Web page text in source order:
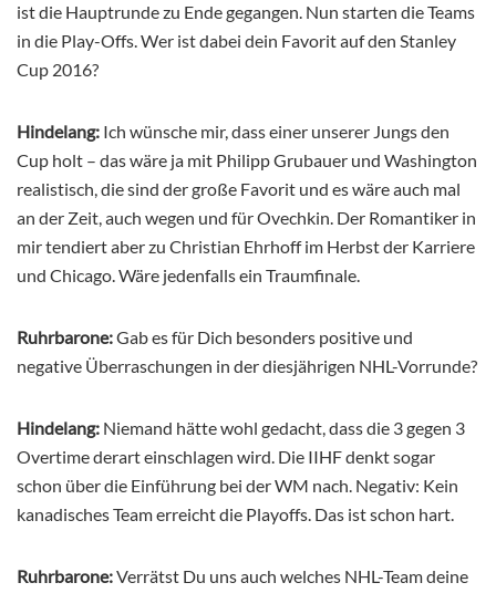
ist die Hauptrunde zu Ende gegangen. Nun starten die Teams
in die Play-Offs. Wer ist dabei dein Favorit auf den Stanley
Cup 2016?
Hindelang: Ich wünsche mir, dass einer unserer Jungs den
Cup holt – das wäre ja mit Philipp Grubauer und Washington
realistisch, die sind der große Favorit und es wäre auch mal
an der Zeit, auch wegen und für Ovechkin. Der Romantiker in
mir tendiert aber zu Christian Ehrhoff im Herbst der Karriere
und Chicago. Wäre jedenfalls ein Traumfinale.
Ruhrbarone:Gab es für Dich besonders positive und
negative Überraschungen in der diesjährigen NHL-Vorrunde?
Hindelang: Niemand hätte wohl gedacht, dass die 3 gegen 3
Overtime derart einschlagen wird. Die IIHF denkt sogar
schon über die Einführung bei der WM nach. Negativ: Kein
kanadisches Team erreicht die Playoffs. Das ist schon hart.
Ruhrbarone:Verrätst Du uns auch welches NHL-Team deine